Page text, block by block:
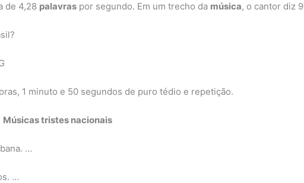
de 4,28 palavras por segundo. Em um trecho da música, o cantor diz
1 minuto e 50 segundos de puro tédio e repetição.
Músicas tristes nacionais
…
…